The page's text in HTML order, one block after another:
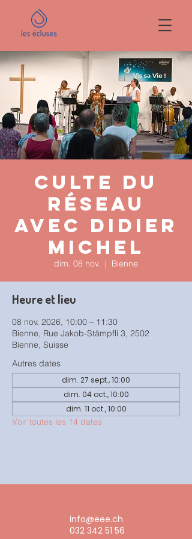
Culte du
réseau
avec Didier
Michel
dim. 08 nov.
  |
Bienne
Heure et lieu
08 nov. 2026, 10:00 – 11:30
Bienne, Rue Jakob-Stämpfli 3, 2502
Bienne, Suisse
Autres dates
dim. 27 sept., 10:00
dim. 04 oct., 10:00
dim. 11 oct., 10:00
Voir toutes les 14 dates
info@eee.ch
032 342 51 56